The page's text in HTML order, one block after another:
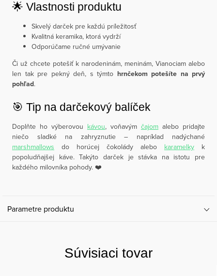
🌟 Vlastnosti produktu
Skvelý darček pre každú príležitosť
Kvalitná keramika, ktorá vydrží
Odporúčame ručné umývanie
Či už chcete potešiť k narodeninám, meninám, Vianociam alebo
len tak pre pekný deň, s týmto hrnčekom potešíte na prvý
pohľad.
🎯 Tip na darčekový balíček
Doplňte ho výberovou kávou, voňavým čajom alebo pridajte
niečo sladké na zahryznutie – napríklad nadýchané
marshmallows do horúcej čokolády alebo karamelky k
popoludňajšej káve. Takýto darček je stávka na istotu pre
každého milovníka pohody. ❤️
Parametre produktu
Súvisiaci tovar